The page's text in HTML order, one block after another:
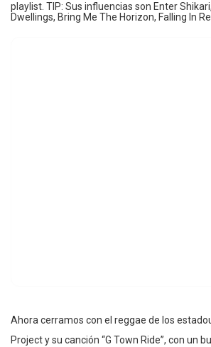
playlist. TIP: Sus influencias son Enter
Dwellings, Bring Me The Horizon, Falling In
Ahora cerramos con el reggae de los
Project y su canción “G Town Ride”, con un